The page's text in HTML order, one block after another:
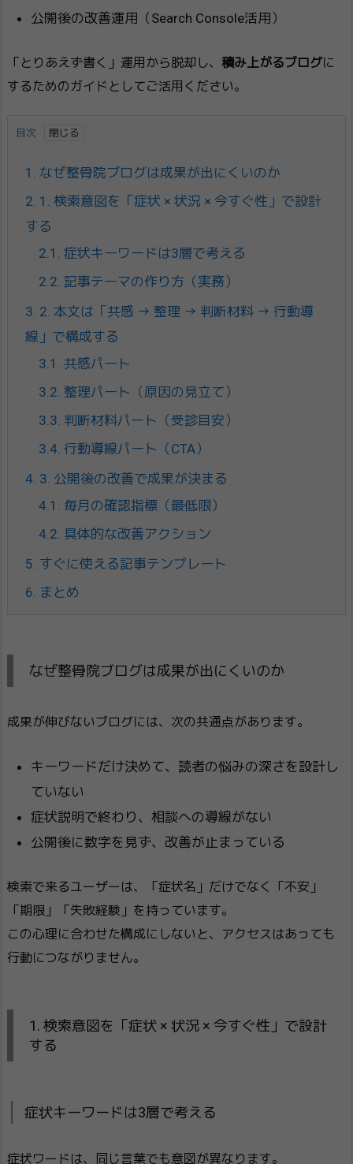
公開後の改善運用（Search Console活用）
「とりあえず書く」運用から脱却し、 積み上がるブログに
するためのガイドとしてご活用ください。
目次
1.
なぜ整骨院ブログは成果が出にくいのか
2. 1. 検索意図を「症状 × 状況 × 今すぐ性」で設計
する
2.1. 症状キーワードは3層で考える
2.2. 記事テーマの作り方（実務）
3. 2. 本文は「共感 → 整理 → 判断材料 → 行動導
線」で構成する
3.1.
共感パート
3.2. 整理パート（原因の見立て）
3.3. 判断材料パート（受診目安）
3.4. 行動導線パート（CTA）
4. 3. 公開後の改善で成果が決まる
4.1.
毎月の確認指標（最低限）
4.2. 具体的な改善アクション
5. すぐに使える記事テンプレート
6. まとめ
なぜ整骨院ブログは成果が出にくいのか
成果が伸びないブログには、次の共通点があります。
キーワードだけ決めて、読者の悩みの深さを設計し
ていない
症状説明で終わり、相談への導線がない
公開後に数字を見ず、改善が止まっている
検索で来るユーザーは、「症状名」だけでなく「不安」
「期限」「失敗経験」を持っています。
この心理に合わせた構成にしないと、アクセスはあっても
行動につながりません。
1. 検索意図を「症状 × 状況 × 今すぐ性」で設計
する
症状キーワードは3層で考える
症状ワードは、同じ言葉でも意図が異なります。